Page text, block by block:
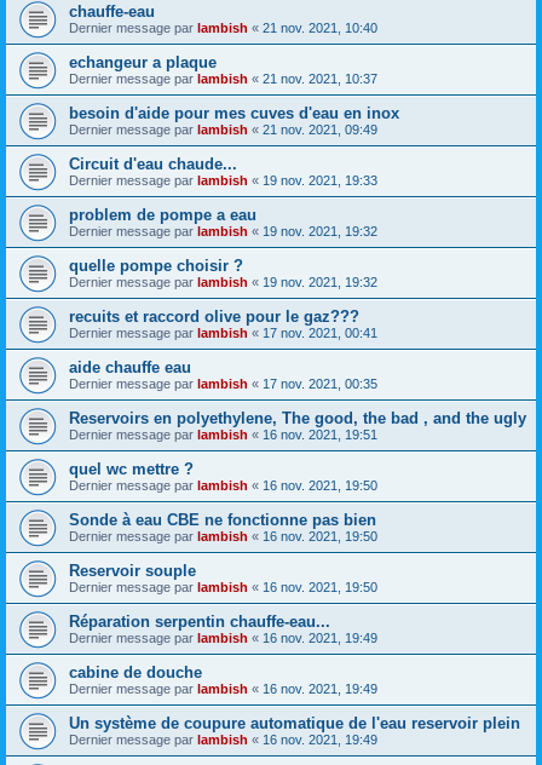
chauffe-eau
Dernier message par lambish « 21 nov. 2021, 10:40
echangeur a plaque
Dernier message par lambish « 21 nov. 2021, 10:37
besoin d'aide pour mes cuves d'eau en inox
Dernier message par lambish « 21 nov. 2021, 09:49
Circuit d'eau chaude...
Dernier message par lambish « 19 nov. 2021, 19:33
problem de pompe a eau
Dernier message par lambish « 19 nov. 2021, 19:32
quelle pompe choisir ?
Dernier message par lambish « 19 nov. 2021, 19:32
recuits et raccord olive pour le gaz???
Dernier message par lambish « 17 nov. 2021, 00:41
aide chauffe eau
Dernier message par lambish « 17 nov. 2021, 00:35
Reservoirs en polyethylene, The good, the bad , and the ugly
Dernier message par lambish « 16 nov. 2021, 19:51
quel wc mettre ?
Dernier message par lambish « 16 nov. 2021, 19:50
Sonde à eau CBE ne fonctionne pas bien
Dernier message par lambish « 16 nov. 2021, 19:50
Reservoir souple
Dernier message par lambish « 16 nov. 2021, 19:50
Réparation serpentin chauffe-eau...
Dernier message par lambish « 16 nov. 2021, 19:49
cabine de douche
Dernier message par lambish « 16 nov. 2021, 19:49
Un système de coupure automatique de l'eau reservoir plein
Dernier message par lambish « 16 nov. 2021, 19:49